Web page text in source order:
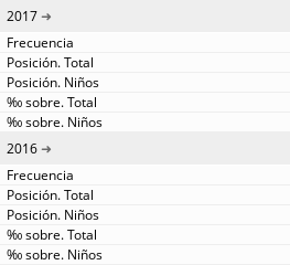
2017
2016